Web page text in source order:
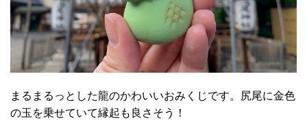
まるまるっとした龍のかわいいおみくじです。尻尾に金色
の玉を乗せていて縁起も良さそう！